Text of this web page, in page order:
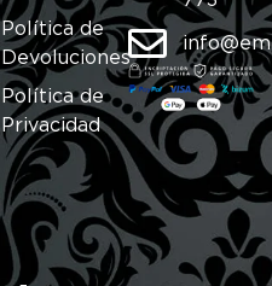
Política de
Devoluciones
Política de
Privacidad